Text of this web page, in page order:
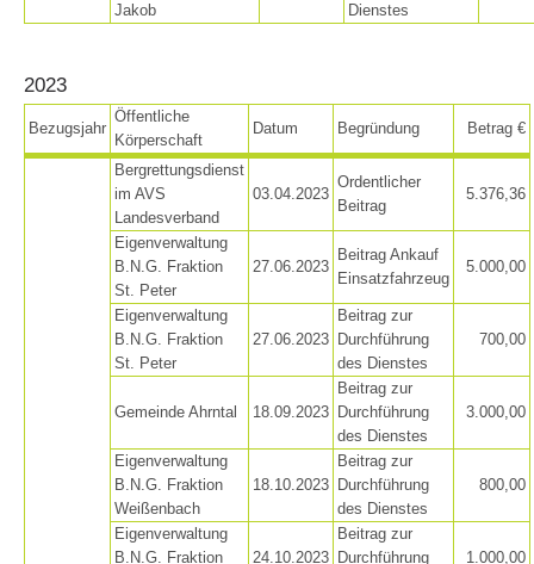
Einsätze
Jakob
Dienstes
2023
Bezugsjahr
Öffentliche
Körperschaft
Datum Begründung Betrag €
Bergrettungsdienst
im AVS
Landesverband
03.04.2023
Ordentlicher
Beitrag
5.376,36
Eigenverwaltung
B.N.G. Fraktion
St. Peter
27.06.2023
Beitrag Ankauf
Einsatzfahrzeug
5.000,00
Eigenverwaltung
B.N.G. Fraktion
St. Peter
27.06.2023
Beitrag zur
Durchführung
des Dienstes
700,00
Gemeinde Ahrntal 18.09.2023
Beitrag zur
Durchführung
des Dienstes
3.000,00
Eigenverwaltung
B.N.G. Fraktion
Weißenbach
18.10.2023
Beitrag zur
Durchführung
des Dienstes
800,00
Eigenverwaltung
B.N.G. Fraktion
24.10.2023
Beitrag zur
Durchführung
1.000,00